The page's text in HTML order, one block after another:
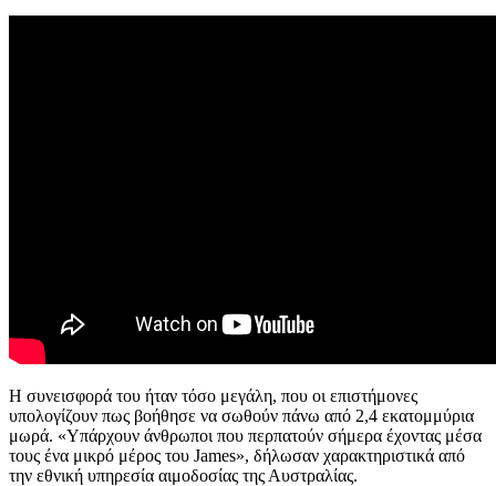
Η συνεισφορά του ήταν τόσο μεγάλη, που οι επιστήμονες
υπολογίζουν πως βοήθησε να σωθούν πάνω από 2,4 εκατομμύρια
μωρά. «Υπάρχουν άνθρωποι που περπατούν σήμερα έχοντας μέσα
τους ένα μικρό μέρος του James», δήλωσαν χαρακτηριστικά από
την εθνική υπηρεσία αιμοδοσίας της Αυστραλίας.